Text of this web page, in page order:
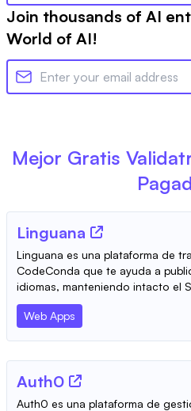
Join thousands of AI
World of AI!
Mejor Gratis
Linguana
Linguana es una plataforma de
CodeConda que te ayuda a
idiomas, manteniendo intacto el
Web Apps
Auth0
Auth0 es una plataforma de